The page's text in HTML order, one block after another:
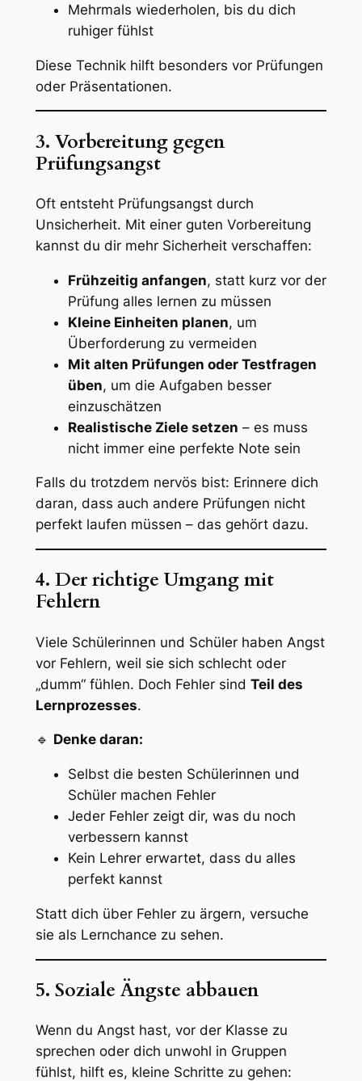
Mehrmals wiederholen, bis du dich
ruhiger fühlst
Diese Technik hilft besonders vor Prüfungen
oder Präsentationen.
3. Vorbereitung gegen
Prüfungsangst
Oft entsteht Prüfungsangst durch
Unsicherheit. Mit einer guten Vorbereitung
kannst du dir mehr Sicherheit verschaffen:
Frühzeitig anfangen, statt kurz vor der
Prüfung alles lernen zu müssen
Kleine Einheiten planen, um
Überforderung zu vermeiden
Mit alten Prüfungen oder Testfragen
üben, um die Aufgaben besser
einzuschätzen
Realistische Ziele setzen – es muss
nicht immer eine perfekte Note sein
Falls du trotzdem nervös bist: Erinnere dich
daran, dass auch andere Prüfungen nicht
perfekt laufen müssen – das gehört dazu.
4. Der richtige Umgang mit
Fehlern
Viele Schülerinnen und Schüler haben Angst
vor Fehlern, weil sie sich schlecht oder
„dumm“ fühlen. Doch Fehler sind Teil des
Lernprozesses.
🔹 Denke daran:
Selbst die besten Schülerinnen und
Schüler machen Fehler
Jeder Fehler zeigt dir, was du noch
verbessern kannst
Kein Lehrer erwartet, dass du alles
perfekt kannst
Statt dich über Fehler zu ärgern, versuche
sie als Lernchance zu sehen.
5. Soziale Ängste abbauen
Wenn du Angst hast, vor der Klasse zu
sprechen oder dich unwohl in Gruppen
fühlst, hilft es, kleine Schritte zu gehen: